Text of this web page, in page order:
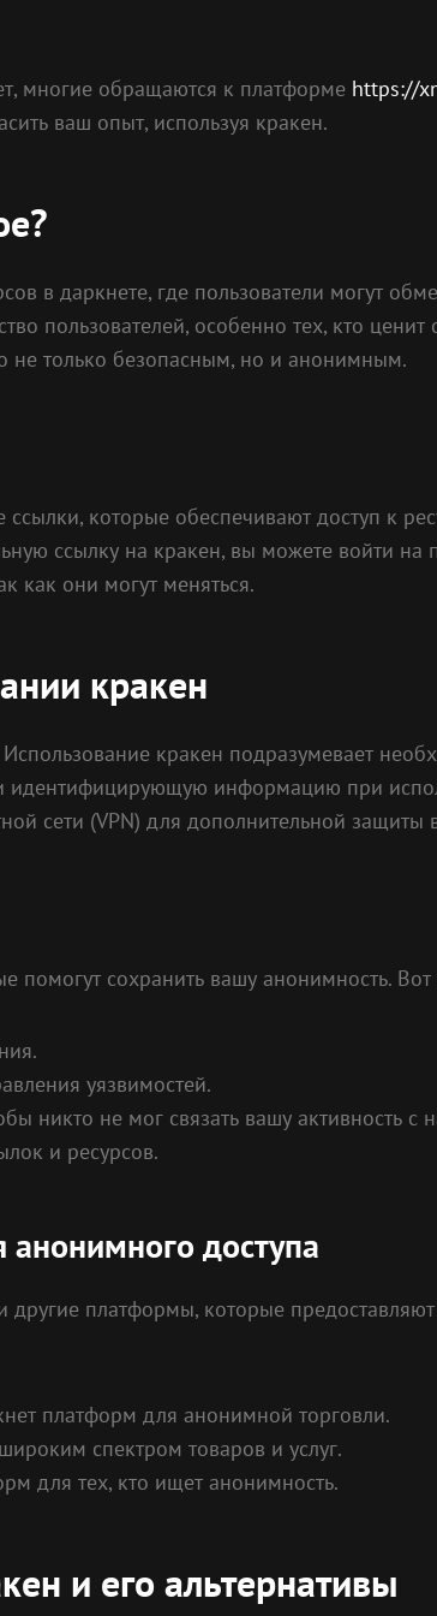
многие обращаются к платформе https://
ваш опыт, используя кракен.
в даркнете, где пользователи могут
пользователей, особенно тех, кто
не только безопасным, но и анонимным.
которые обеспечивают доступ к
ссылку на кракен, вы можете войти
как они могут меняться.
кракен
кракен подразумевает
идентифицирующую информацию при
сети (VPN) для дополнительной защиты
помогут сохранить вашу анонимность.
уязвимостей.
никто не мог связать вашу активность с
и ресурсов.
доступа
другие платформы, которые
платформ для анонимной торговли.
спектром товаров и услуг.
для тех, кто ищет анонимность.
и его альтернативы